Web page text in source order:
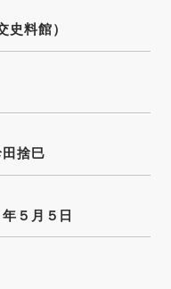
料館）
捨巳
５月５日